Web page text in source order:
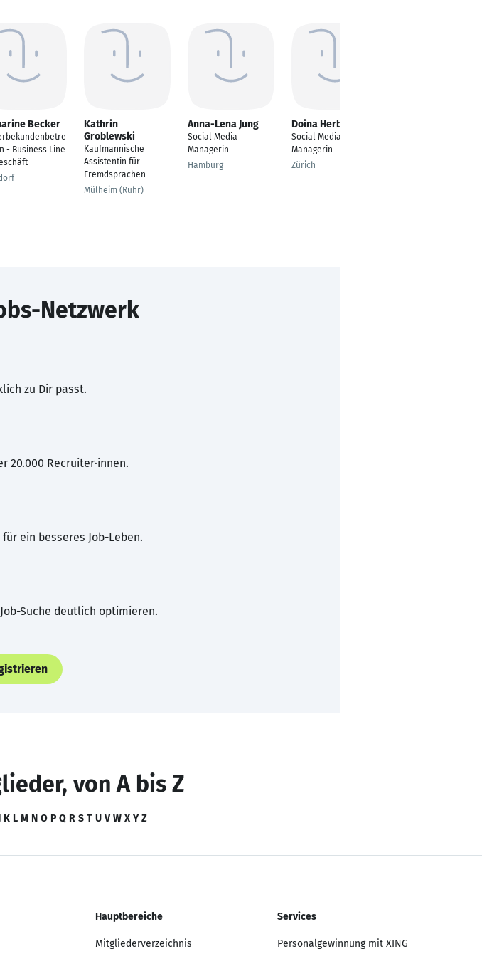
Becker
- Business Line
Kathrin
Groblewski
Kaufmännische
Assistentin für
Fremdsprachen
Mülheim (Ruhr)
Anna-Lena Jung
Social Media
Managerin
Hamburg
Doina Herberhold
Social Media
Managerin
Zürich
Netzwerk
zu Dir passt.
20.000 Recruiter·innen.
ein besseres Job-Leben.
Suche deutlich optimieren.
von A bis Z
K L M N O P Q R S T U V W X Y Z
Hauptbereiche
Mitgliederverzeichnis
Services
Personalgewinnung mit XING